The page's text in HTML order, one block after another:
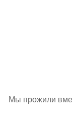
Мы прожили